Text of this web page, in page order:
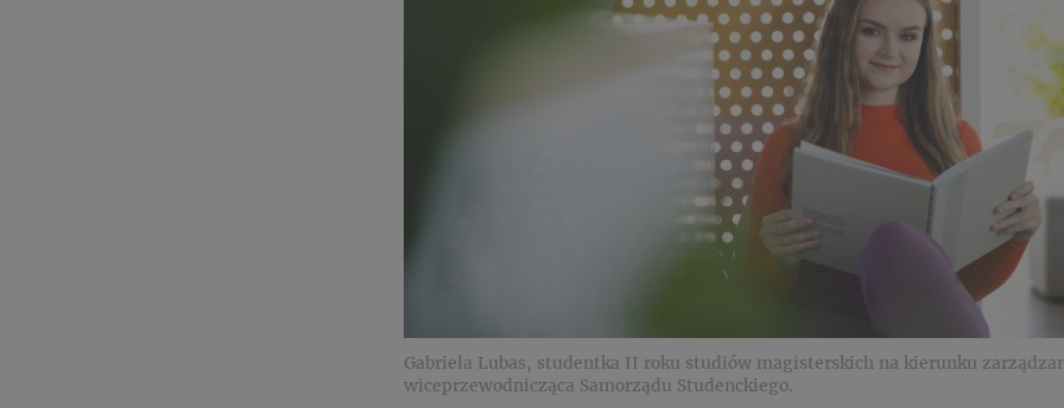
Gabriela Lubas, studentka II roku studiów magisterskich na kierunku
wiceprzewodnicząca Samorządu Studenckiego.